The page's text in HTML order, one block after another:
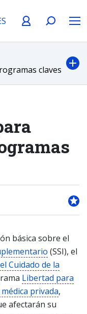
claves
básica sobre el
(SSI), el
Cuidado de la
Libertad para
privada,
afectarán su